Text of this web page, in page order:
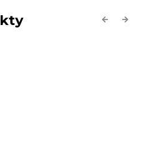
Previous
Next